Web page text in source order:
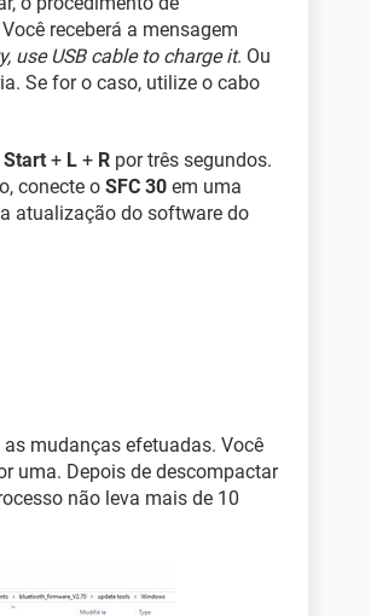
receberá a mensagem
use USB cable to charge it. Ou
Se for o caso, utilize o cabo
Start + L + R por três segundos.
conecte o SFC 30 em uma
atualização do software do
mudanças efetuadas. Você
uma. Depois de descompactar
não leva mais de 10